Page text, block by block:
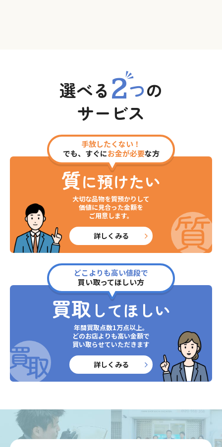
選べる 2つの
サービス
手放したくない！
でも、すぐにお金が必要な方
質に預けたい
大切な品物を質預かりして
価値に見合った金額を
ご用意します。
詳しくみる
どこよりも高い値段で
買い取ってほしい方
買取 してほしい
年間買取点数1万点以上。
どのお店よりも高い金額で
買い取らせていただきます
詳しくみる